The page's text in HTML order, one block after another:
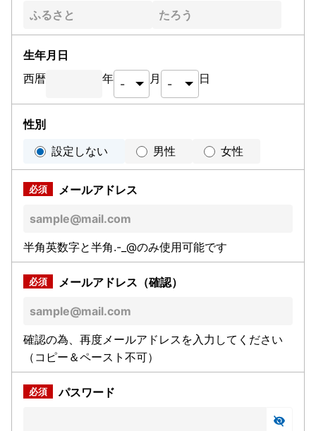
生年月日
西暦
年 月 日
性別
設定しない
男性 女性
メールアドレス
半角英数字と半角.-_@のみ使用可能です
メールアドレス（確認）
確認の為、再度メールアドレスを入力してください
（コピー＆ペースト不可）
パスワード